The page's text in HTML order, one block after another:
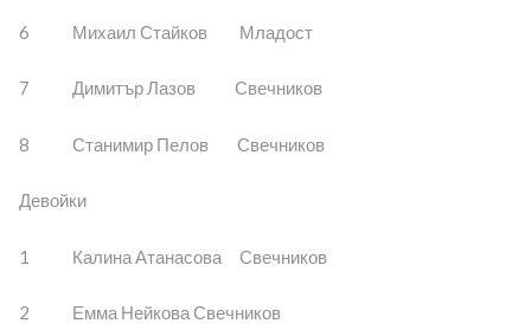
6 Михаил Стайков Младост
7 Димитър Лазов Свечников
8 Станимир Пелов Свечников
Девойки
1 Калина Атанасова Свечников
2 Емма Нейкова Свечников